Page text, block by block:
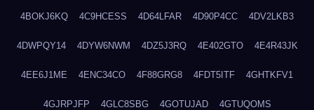
4BOKJ6KQ 4C9HCESS 4D64LFAR 4D90P4CC 4DV2LKB3
4DWPQY14 4DYW6NWM 4DZ5J3RQ 4E402GTO 4E4R43JK
4EE6J1ME 4ENC34CO 4F88GRG8 4FDT5ITF 4GHTKFV1
4GJRPJFP 4GLC8SBG 4GOTUJAD 4GTUQOMS